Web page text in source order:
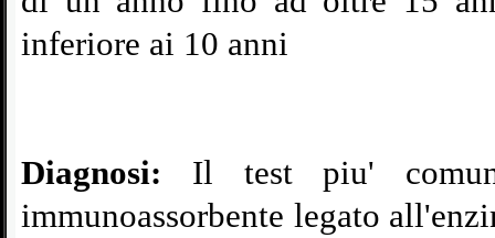
inferiore ai 10 anni
Diagnosi: Il test piu'
immunoassorbente legato